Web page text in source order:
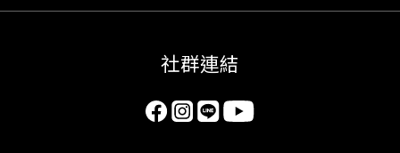
社群連結